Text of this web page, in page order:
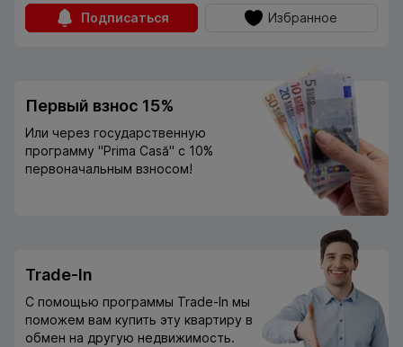
Подписаться Избранное
Первый взнос 15%
Или через государственную
программу "Prima Casă" с 10%
первоначальным взносом!
Trade-In
С помощью программы Trade-In мы
поможем вам купить эту квартиру в
обмен на другую недвижимость.